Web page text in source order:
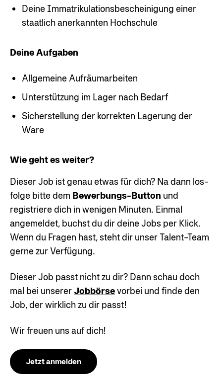
Deine Immatrikulationsbescheinigung einer
staatlich anerkannten Hochschule
Deine Aufgaben
Allgemeine Aufräumarbeiten
Unterstützung im Lager nach Bedarf
Sicherstellung der korrekten Lagerung der
Ware
Wie geht es weiter?
Dieser Job ist genau etwas für dich? Na dann los-
folge bitte dem Bewerbungs-Button und
registriere dich in wenigen Minuten. Einmal
angemeldet, buchst du dir deine Jobs per Klick.
Wenn du Fragen hast, steht dir unser Talent-Team
gerne zur Verfügung.
Dieser Job passt nicht zu dir? Dann schau doch
mal bei unserer Jobbörsevorbei und finde den
Job, der wirklich zu dir passt!
Wir freuen uns auf dich!
Jetzt anmelden